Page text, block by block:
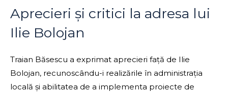
Aprecieri și critici la adresa lui
Ilie Bolojan
Traian Băsescu a exprimat aprecieri față de Ilie
Bolojan, recunoscându-i realizările în administrația
locală și abilitatea de a implementa proiecte de